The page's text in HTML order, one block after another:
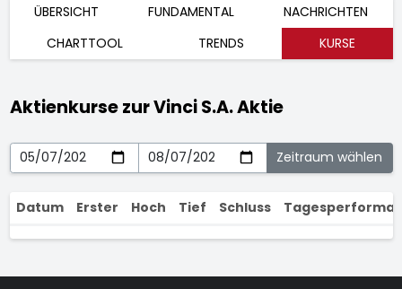
ÜBERSICHT FUNDAMENTAL
NACHRICHTEN
CHARTTOOL
TRENDS KURSE
Aktienkurse zur Vinci S.A. Aktie
Datum Erster Hoch Tief Schluss